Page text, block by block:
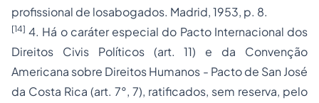
profissional de losabogados. Madrid, 1953, p. 8.
[14] 4. Há o caráter especial do Pacto Internacional dos
Direitos Civis Políticos (art. 11) e da Convenção
Americana sobre Direitos Humanos - Pacto de San José
da Costa Rica (art. 7°, 7), ratificados, sem reserva, pelo